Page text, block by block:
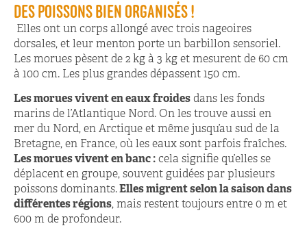
DES POISSONS BIEN ORGANISÉS !
Elles ont un corps allongé avec trois nageoires
dorsales, et leur menton porte un barbillon sensoriel.
Les morues pèsent de 2 kg à 3 kg et mesurent de 60 cm
à 100 cm. Les plus grandes dépassent 150 cm.
Les morues vivent en eaux froides dans les fonds
marins de l’Atlantique Nord. On les trouve aussi en
mer du Nord, en Arctique et même jusqu’au sud de la
Bretagne, en France, où les eaux sont parfois fraîches.
Les morues vivent en banc : cela signifie qu’elles se
déplacent en groupe, souvent guidées par plusieurs
poissons dominants.Elles migrent selon la saison dans
différentes régions, mais restent toujours entre 0 m et
600 m de profondeur.